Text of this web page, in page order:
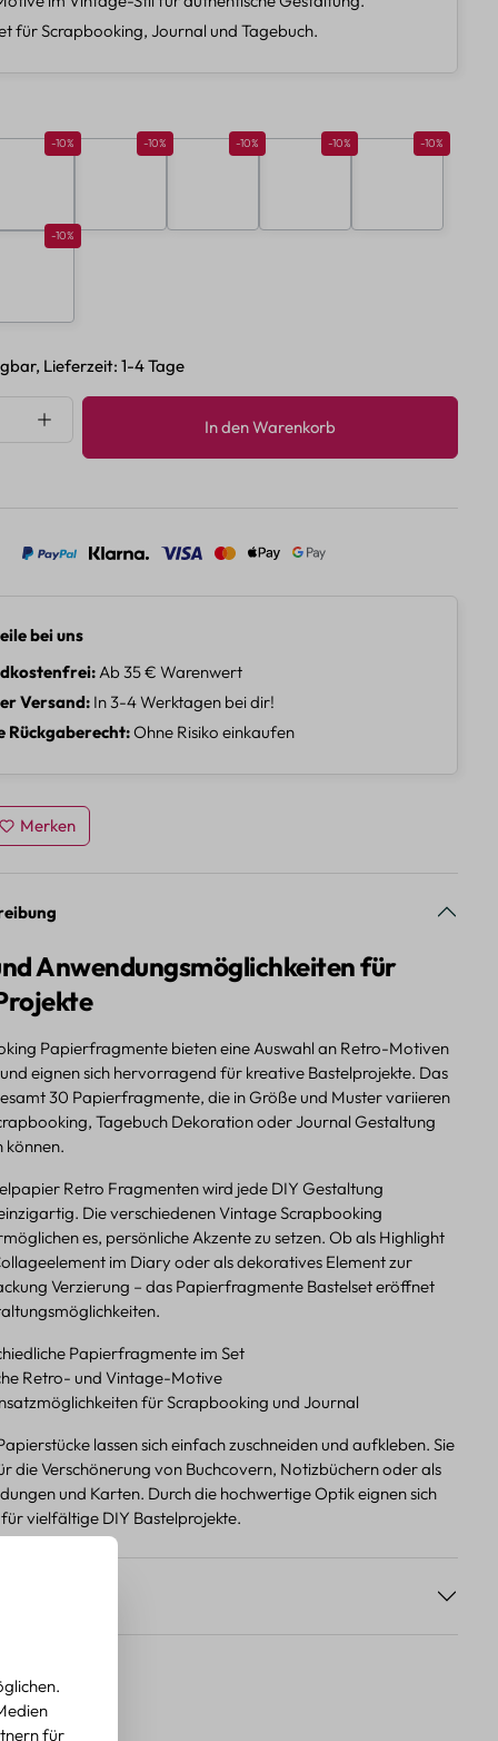
für Scrapbooking, Journal und Tagebuch.
Rabatt 10%
-10% Rabatt 10%
-10% Rabatt 10%
-10% Rabatt 10%
-10% Rabatt 10%
-10%
Rabatt 10%
-10%
Lieferzeit: 1-4 Tage
Gib den gewünschten Wert ein
In den Warenkorb
bei uns
Ab 35 € Warenwert
Versand In 3-4 Werktagen bei dir!
Rückgaberecht Ohne Risiko einkaufen
Merken
Anwendungsmöglichkeiten für
Papierfragmente bieten eine Auswahl an Retro-Motiven
eignen sich hervorragend für kreative Bastelprojekte. Das
30 Papierfragmente, die in Größe und Muster variieren
Tagebuch Dekoration oder Journal Gestaltung
können.
Retro Fragmenten wird jede DIY Gestaltung
Die verschiedenen Vintage Scrapbooking
es, persönliche Akzente zu setzen. Ob als Highlight
im Diary oder als dekoratives Element zur
Verzierung – das Papierfragmente Bastelset eröffnet
Papierfragmente im Set
Retro- und Vintage-Motive
für Scrapbooking und Journal
lassen sich einfach zuschneiden und aufkleben. Sie
die Verschönerung von Buchcovern, Notizbüchern oder als
und Karten. Durch die hochwertige Optik eignen sich
vielfältige DIY Bastelprojekte.
für